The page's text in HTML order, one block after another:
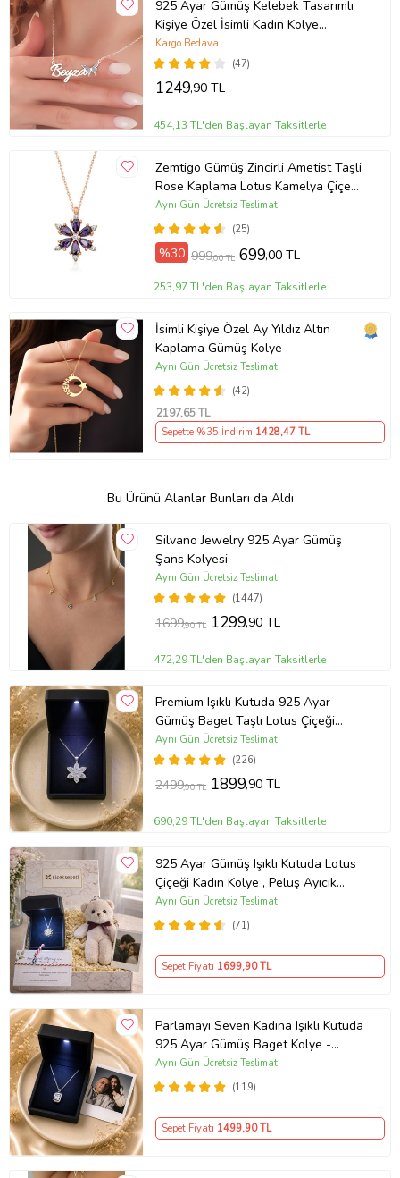
925 Ayar Gümüş Kelebek Tasarımlı
Kişiye Özel İsimli Kadın Kolye
Anneye Hediye,Sevgiliye
Hediye,Arkadaşa Hediye,Doğum
Günü Hediyesi,Eşe Hediye
(47)
Kargo Bedava
1249,90 TL
454,13 TL'den Başlayan Taksitlerle
Zemtigo Gümüş Zincirli Ametist Taşli
Rose Kaplama Lotus Kamelya Çiçeği
Kolye
(25)
Aynı Gün Ücretsiz Teslimat
%30 999,00 TL 699,00 TL
253,97 TL'den Başlayan Taksitlerle
İsimli Kişiye Özel Ay Yıldız Altın
Kaplama Gümüş Kolye
(42)
Aynı Gün Ücretsiz Teslimat
2197,65 TL
Sepette %35 İndirim 1428,47 TL
Bu Ürünü Alanlar Bunları da Aldı
Silvano Jewelry 925 Ayar Gümüş
Şans Kolyesi
(1447)
Aynı Gün Ücretsiz Teslimat
1699,90 TL 1299,90 TL
472,29 TL'den Başlayan Taksitlerle
Premium Işıklı Kutuda 925 Ayar
Gümüş Baget Taşlı Lotus Çiçeği
Kolye
(226)
Aynı Gün Ücretsiz Teslimat
2499,90 TL 1899,90 TL
690,29 TL'den Başlayan Taksitlerle
925 Ayar Gümüş Işıklı Kutuda Lotus
Çiçeği Kadın Kolye , Peluş Ayıcık
Anahtarlık Marteniçka Bileklik,
Polaroid Fotoğraf Hediye
(71)
Aynı Gün Ücretsiz Teslimat
Sepet Fiyatı 1699,90 TL
Parlamayı Seven Kadına Işıklı Kutuda
925 Ayar Gümüş Baget Kolye -
Kişiye Özel Fotoğraf Hediye
(119)
Aynı Gün Ücretsiz Teslimat
Sepet Fiyatı 1499,90 TL